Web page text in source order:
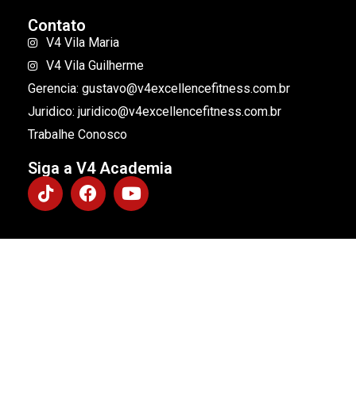
Contato
V4 Vila Maria
V4 Vila Guilherme
Gerencia: gustavo@v4excellencefitness.com.br
Juridico: juridico@v4excellencefitness.com.br
Trabalhe Conosco
Siga a V4 Academia